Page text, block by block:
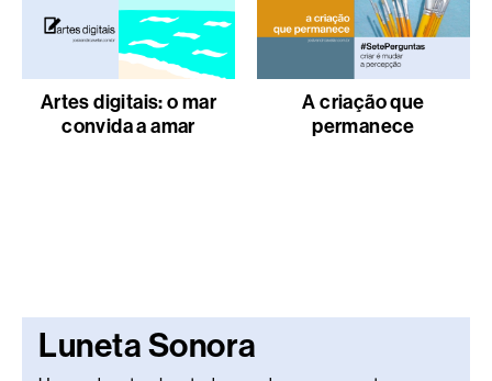
Artes digitais: o mar
convida a amar
A criação que
permanece
Luneta Sonora